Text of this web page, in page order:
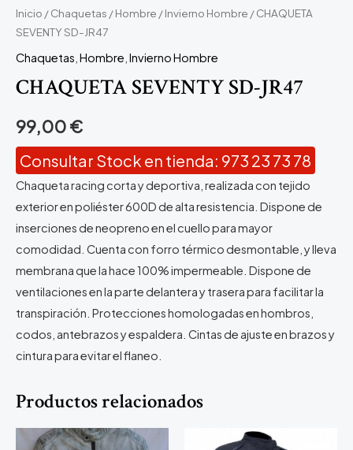
Inicio /Chaquetas /Hombre /Invierno Hombre / CHAQUETA
SEVENTY SD-JR47
Chaquetas Hombre Invierno Hombre
CHAQUETA SEVENTY SD-JR47
99,00€
Consultar Stock en tienda: 973 23 73 78
Chaquetaracingcorta y deportiva, realizada con tejido
exterior en poliéster 600D de alta resistencia. Dispone de
inserciones de neopreno en el cuello para mayor
comodidad. Cuenta con forro térmico desmontable, y lleva
membrana que la hace 100% impermeable. Dispone de
ventilaciones en la parte delantera y trasera para facilitar la
transpiración. Protecciones homologadas en hombros,
codos, antebrazos y espaldera. Cintas de ajuste en brazos y
cintura para evitar el flaneo.
Productos relacionados